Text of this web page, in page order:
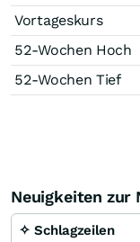
Vortageskurs
52-Wochen Hoch
52-Wochen Tief
Neuigkeiten zur
✧ Schlagzeilen